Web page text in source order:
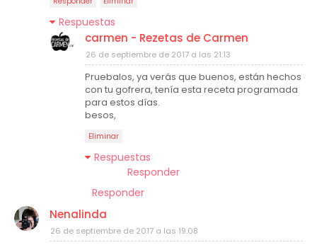
Respuestas
carmen - Rezetas de Carmen
26 de septiembre de 2017 a las 21:13
Pruebalos, ya verás que buenos, están hechos
con tu gofrera, tenía esta receta programada
para estos días.
besos,
Eliminar
Respuestas
Responder
Responder
Nenalinda
26 de septiembre de 2017 a las 19:08